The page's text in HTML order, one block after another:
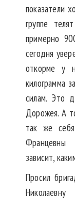
показатели
группе
примерно
сегодня
откорме у
килограмма
силам. Это
Дорожея. А
так же
Францевны
зависит,
Просил